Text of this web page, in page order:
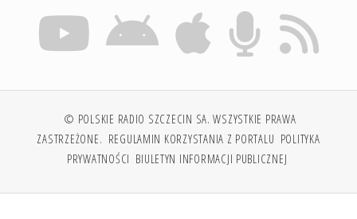
© POLSKIE RADIO SZCZECIN SA. WSZYSTKIE PRAWA
ZASTRZEŻONE. REGULAMIN KORZYSTANIA Z PORTALU POLITYKA
PRYWATNOŚCI BIULETYN INFORMACJI PUBLICZNEJ